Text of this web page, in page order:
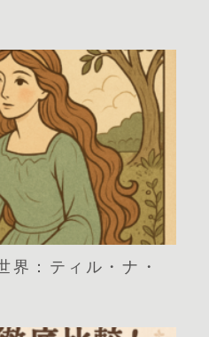
界：ティル・ナ・